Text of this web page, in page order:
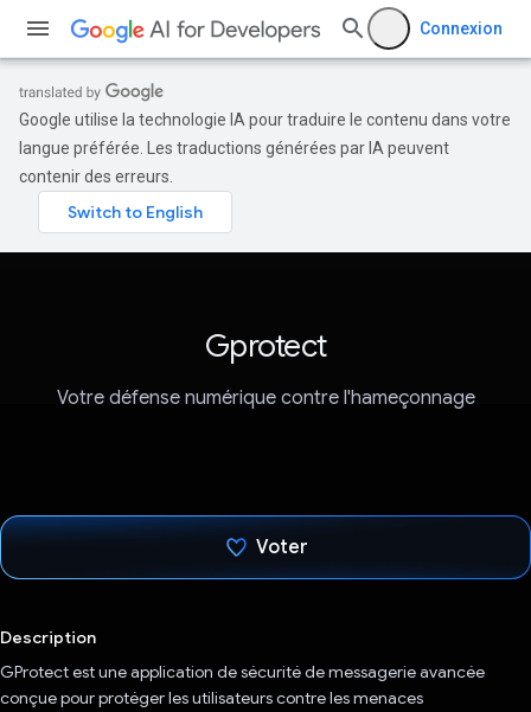
Connexion
Google utilise la technologie IA pour traduire le contenu dans votre
langue préférée. Les traductions générées par IA peuvent
contenir des erreurs.
Gprotect
Votre défense numérique contre l'hameçonnage
Voter
Description
GProtect est une application de sécurité de messagerie avancée
conçue pour protéger les utilisateurs contre les menaces